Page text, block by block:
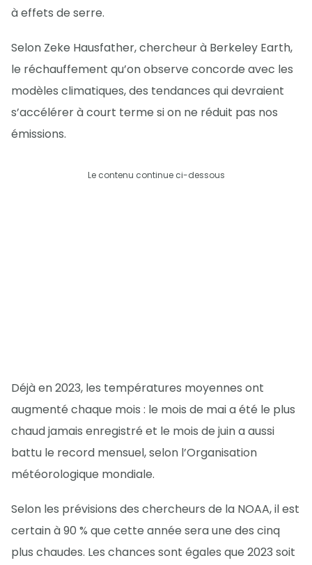
à effets de serre.
Selon Zeke Hausfather, chercheur à Berkeley Earth,
le réchauffement qu’on observe concorde avec les
modèles climatiques, des tendances qui devraient
s’accélérer à court terme si on ne réduit pas nos
émissions.
Le contenu continue ci-dessous
Déjà en 2023, les températures moyennes ont
augmenté chaque mois : le mois de mai a été le plus
chaud jamais enregistré et le mois de juin a aussi
battu le record mensuel, selon l’Organisation
météorologique mondiale.
Selon les prévisions des chercheurs de la NOAA, il est
certain à 90 % que cette année sera une des cinq
plus chaudes. Les chances sont égales que 2023 soit